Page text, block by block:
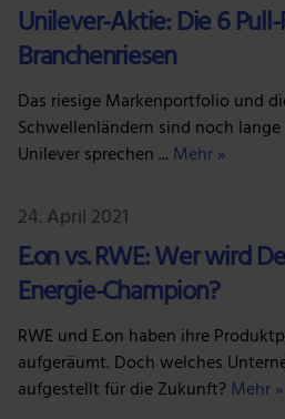
Unilever-Aktie: Die 6
Branchenriesen
Das riesige Markenportfolio und
Schwellenländern sind noch
Unilever sprechen ... Mehr »
24. April 2021
E.on vs. RWE: Wer wird
Energie-Champion?
RWE und E.on haben ihre
aufgeräumt. Doch welches
aufgestellt für die Zukunft?Mehr »